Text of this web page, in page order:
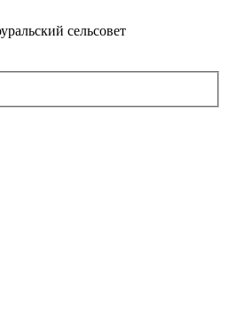
сельсовет